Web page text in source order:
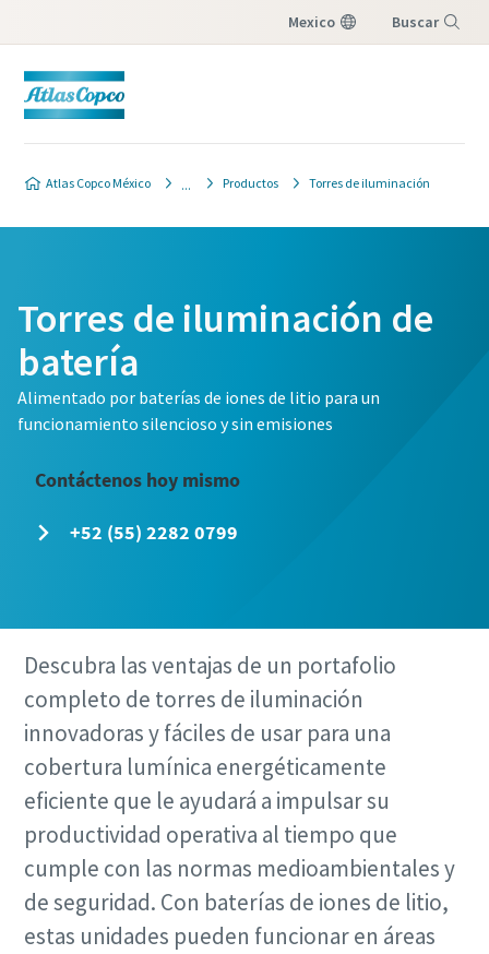
Mexico Buscar
Atlas Copco México Productos Torres de iluminación
Torres de iluminación de
batería
Alimentado por baterías de iones de litio para un
funcionamiento silencioso y sin emisiones
Contáctenos hoy mismo
+52 (55) 2282 0799
Descubra las ventajas de un portafolio
completo de torres de iluminación
innovadoras y fáciles de usar para una
cobertura lumínica energéticamente
eficiente que le ayudará a impulsar su
productividad operativa al tiempo que
cumple con las normas medioambientales y
de seguridad. Con baterías de iones de litio,
estas unidades pueden funcionar en áreas